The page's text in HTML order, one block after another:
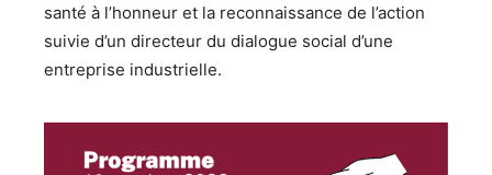
santé à l’honneur et la reconnaissance de l’action
suivie d’un directeur du dialogue social d’une
entreprise industrielle.